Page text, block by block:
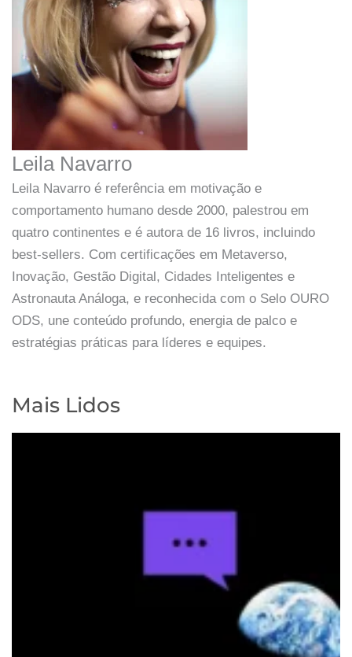
Leila Navarro
Leila Navarro é referência em motivação e
comportamento humano desde 2000, palestrou em
quatro continentes e é autora de 16 livros, incluindo
best-sellers. Com certificações em Metaverso,
Inovação, Gestão Digital, Cidades Inteligentes e
Astronauta Análoga, e reconhecida com o Selo OURO
ODS, une conteúdo profundo, energia de palco e
estratégias práticas para líderes e equipes.
Mais Lidos